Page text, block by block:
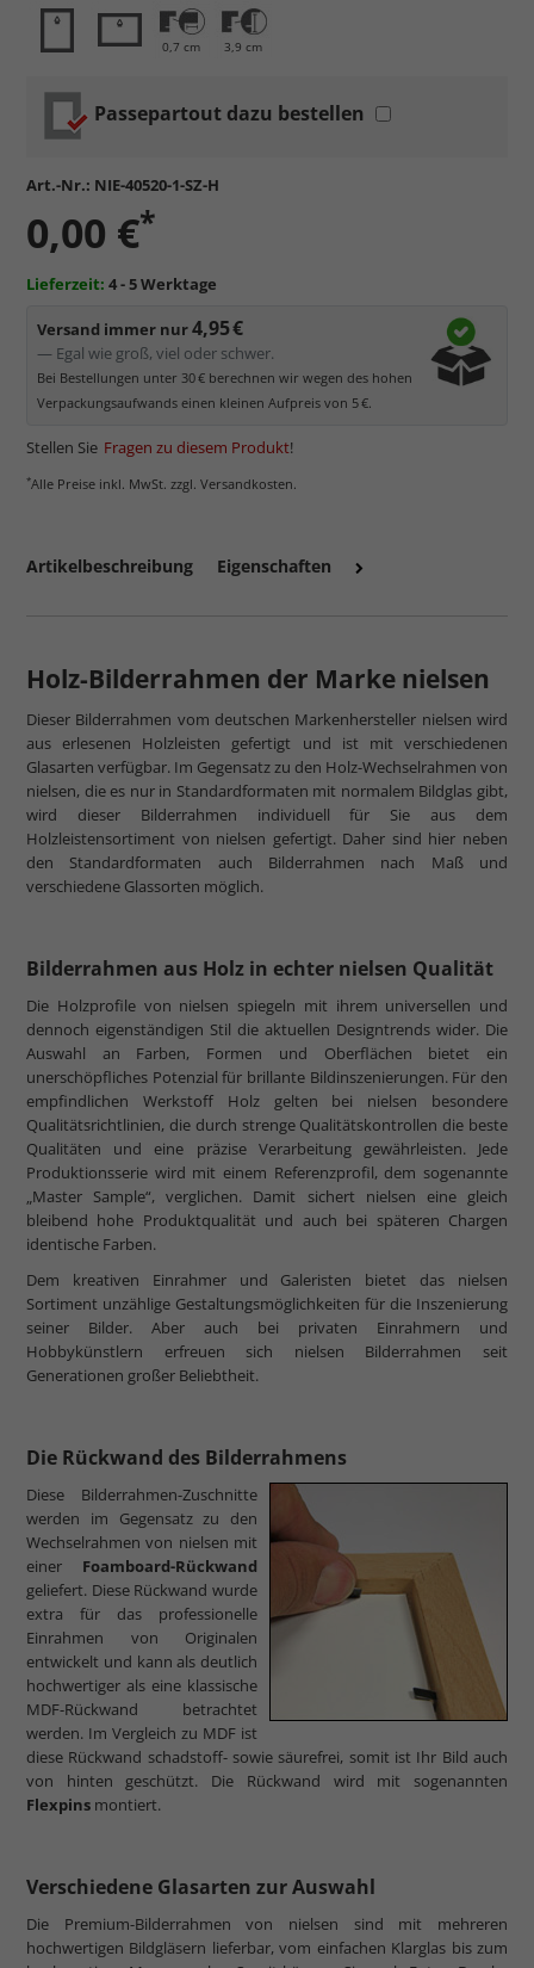
0,7 cm 3,9 cm
Passepartout dazu bestellen
Art.-Nr.: NIE-40520-1-SZ-H
0,00 €*
Lieferzeit: 4 - 5 Werktage
Versand immer nur4,95 €
— Egal wie groß, viel oder schwer.
Bei Bestellungen unter 30 € berechnen wir wegen des hohen
Verpackungsaufwands einen kleinen Aufpreis von 5 €.
Stellen Sie Fragen zu diesem Produkt!
*Alle Preise inkl. MwSt. zzgl. Versandkosten.
Artikelbeschreibung Eigenschaften
Holz-Bilderrahmen der Marke nielsen
Dieser Bilderrahmen vom deutschen Markenhersteller nielsen wird
aus erlesenen Holzleisten gefertigt und ist mit verschiedenen
Glasarten verfügbar. Im Gegensatz zu den Holz-Wechselrahmen von
nielsen, die es nur in Standardformaten mit normalem Bildglas gibt,
wird dieser Bilderrahmen individuell für Sie aus dem
Holzleistensortiment von nielsen gefertigt. Daher sind hier neben
den Standardformaten auch Bilderrahmen nach Maß und
verschiedene Glassorten möglich.
Bilderrahmen aus Holz in echter nielsen Qualität
Die Holzprofile von nielsen spiegeln mit ihrem universellen und
dennoch eigenständigen Stil die aktuellen Designtrends wider. Die
Auswahl an Farben, Formen und Oberflächen bietet ein
unerschöpfliches Potenzial für brillante Bildinszenierungen. Für den
empfindlichen Werkstoff Holz gelten bei nielsen besondere
Qualitätsrichtlinien, die durch strenge Qualitätskontrollen die beste
Qualitäten und eine präzise Verarbeitung gewährleisten. Jede
Produktionsserie wird mit einem Referenzprofil, dem sogenannte
„Master Sample“, verglichen. Damit sichert nielsen eine gleich
bleibend hohe Produktqualität und auch bei späteren Chargen
identische Farben.
Dem kreativen Einrahmer und Galeristen bietet das nielsen
Sortiment unzählige Gestaltungsmöglichkeiten für die Inszenierung
seiner Bilder. Aber auch bei privaten Einrahmern und
Hobbykünstlern erfreuen sich nielsen Bilderrahmen seit
Generationen großer Beliebtheit.
Die Rückwand des Bilderrahmens
Diese Bilderrahmen-Zuschnitte
werden im Gegensatz zu den
Wechselrahmen von nielsen mit
einer Foamboard-Rückwand
geliefert. Diese Rückwand wurde
extra für das professionelle
Einrahmen von Originalen
entwickelt und kann als deutlich
hochwertiger als eine klassische
MDF-Rückwand betrachtet
werden. Im Vergleich zu MDF ist
diese Rückwand schadstoff- sowie säurefrei, somit ist Ihr Bild auch
von hinten geschützt. Die Rückwand wird mit sogenannten
Flexpins montiert.
Verschiedene Glasarten zur Auswahl
Die Premium-Bilderrahmen von nielsen sind mit mehreren
hochwertigen Bildgläsern lieferbar, vom einfachen Klarglas bis zum